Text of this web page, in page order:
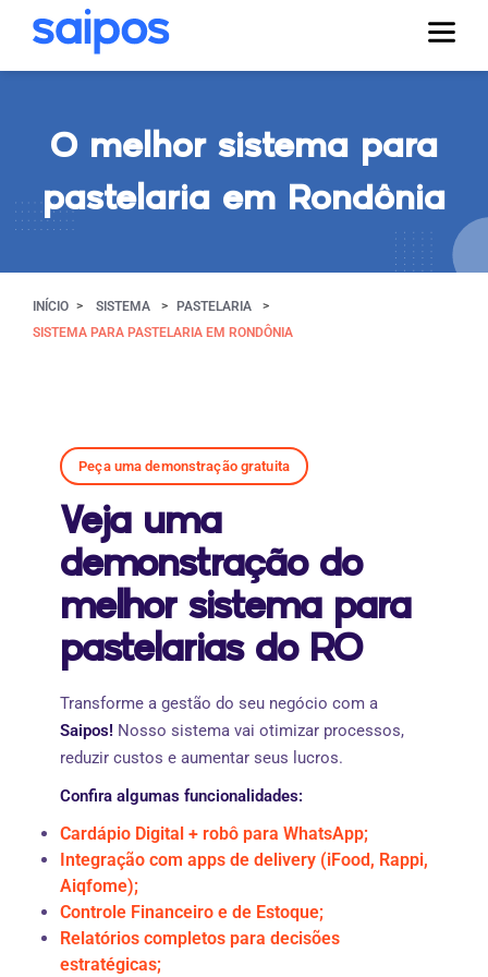
O melhor sistema para
pastelaria em Rondônia
INÍCIO SISTEMA
PASTELARIA
SISTEMA PARA PASTELARIA EM RONDÔNIA
Peça uma demonstração gratuita
Veja uma
demonstração do
melhor sistema para
pastelarias do RO
Transforme a gestão do seu negócio com a
Saipos! Nosso sistema vai otimizar processos,
reduzir custos e aumentar seus lucros.
Confira algumas funcionalidades:
Cardápio Digital + robô para WhatsApp;
Integração com apps de delivery (iFood, Rappi,
Aiqfome);
Controle Financeiro e de Estoque;
Relatórios completos para decisões
estratégicas;